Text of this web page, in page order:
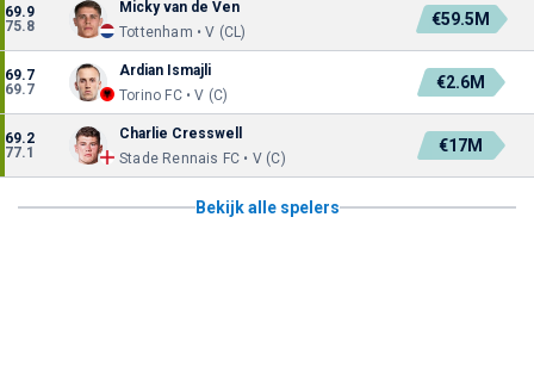
69.9
75.8
Micky van de Ven
Tottenham • V (CL)
€59.5M
69.7
69.7
Ardian Ismajli
Torino FC • V (C)
€2.6M
69.2
77.1
Charlie Cresswell
Stade Rennais FC • V (C)
€17M
Bekijk alle spelers